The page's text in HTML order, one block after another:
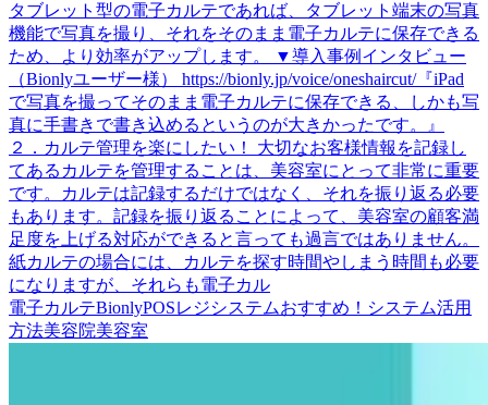
タブレット型の電子カルテであれば、タブレット端末の写真
機能で写真を撮り、それをそのまま電子カルテに保存できる
ため、より効率がアップします。 ▼導入事例インタビュー
（Bionlyユーザー様） https://bionly.jp/voice/oneshaircut/『iPad
で写真を撮ってそのまま電子カルテに保存できる、しかも写
真に手書きで書き込めるというのが大きかったです。』
２．カルテ管理を楽にしたい！ 大切なお客様情報を記録し
てあるカルテを管理することは、美容室にとって非常に重要
です。カルテは記録するだけではなく、それを振り返る必要
もあります。記録を振り返ることによって、美容室の顧客満
足度を上げる対応ができると言っても過言ではありません。
紙カルテの場合には、カルテを探す時間やしまう時間も必要
になりますが、それらも電子カル
電子カルテBionlyPOSレジシステムおすすめ！ システム活用
方法美容院美容室